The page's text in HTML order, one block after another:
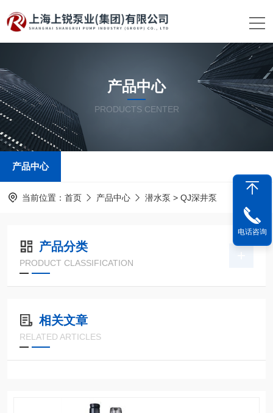
产品中心
PRODUCTS CENTER
产品中心
当前位置： 首页 产品中心 潜水泵 > QJ深井泵
产品分类
PRODUCT CLASSIFICATION
相关文章
RELATED ARTICLES
电话咨询